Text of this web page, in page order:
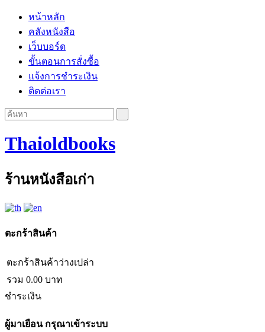
หน้าหลัก
คลังหนังสือ
เว็บบอร์ด
ขั้นตอนการสั่งซื้อ
แจ้งการชำระเงิน
ติดต่อเรา
Thaioldbooks
ร้านหนังสือเก่า
ตะกร้าสินค้า
ตะกร้าสินค้าว่างเปล่า
รวม 0.00 บาท
ชำระเงิน
ผู้มาเยือนกรุณาเข้าระบบ